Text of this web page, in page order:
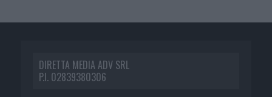
DIRETTA MEDIA ADV SRL
P.I. 02839380306